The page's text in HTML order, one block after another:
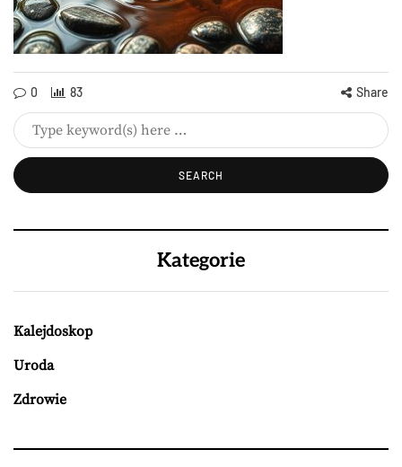
0 83 Share
Kategorie
Kalejdoskop
Uroda
Zdrowie